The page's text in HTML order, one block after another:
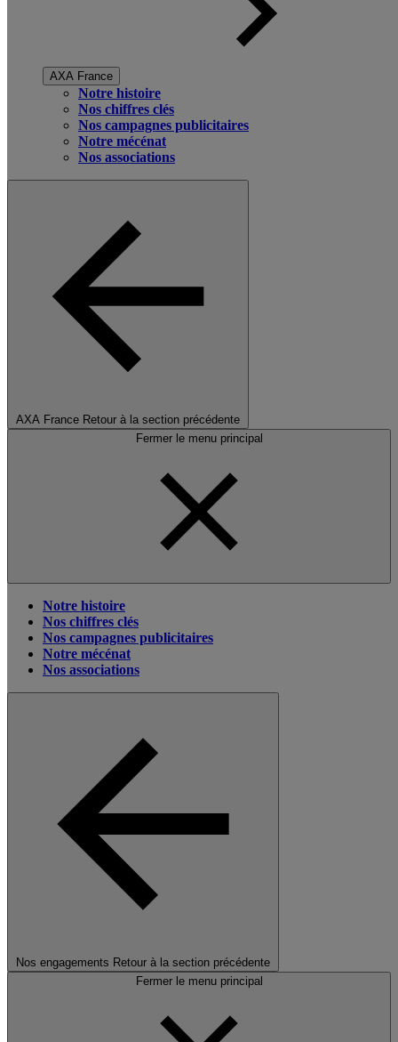
AXA France
Notre histoire
Nos chiffres clés
Nos campagnes publicitaires
Notre mécénat
Nos associations
AXA France Retour à la section précédente
Fermer le menu principal
Notre histoire
Nos chiffres clés
Nos campagnes publicitaires
Notre mécénat
Nos associations
Nos engagements Retour à la section précédente
Fermer le menu principal